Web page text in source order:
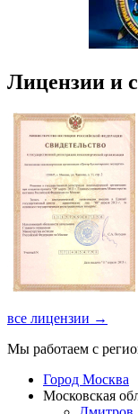
Лицензии и
все лицензии →
Мы работаем с
Город Москва
Московская